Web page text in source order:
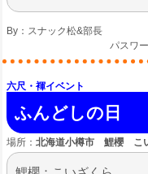
By： スナック松&部長
パスワ
六尺・褌イベント
ふんどしの日
場所： 北海道小樽市 鯉櫻 こ